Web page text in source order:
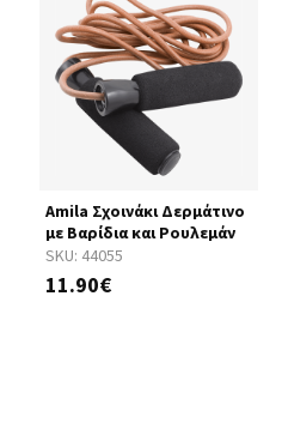
SKU: 44055
Amila Σχοινάκι Δερμάτινο
με Βαρίδια και Ρουλεμάν
11.90€